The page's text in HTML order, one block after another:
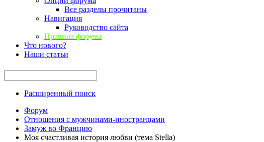
Все разделы прочитаны
Навигация
Руководство сайта
Правила форума
Что нового?
Наши статьи
Расширенный поиск
Форум
Отношения с мужчинами-иностранцами
Замуж во Францию
Моя счастливая история любви (тема Stella)